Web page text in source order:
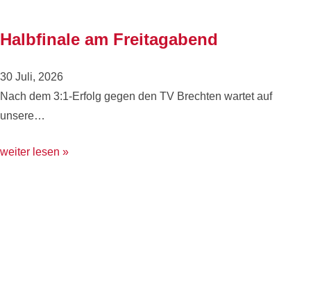
Halbfinale am Freitagabend
30 Juli, 2026
Nach dem 3:1-Erfolg gegen den TV Brechten wartet auf
unsere…
weiter lesen »